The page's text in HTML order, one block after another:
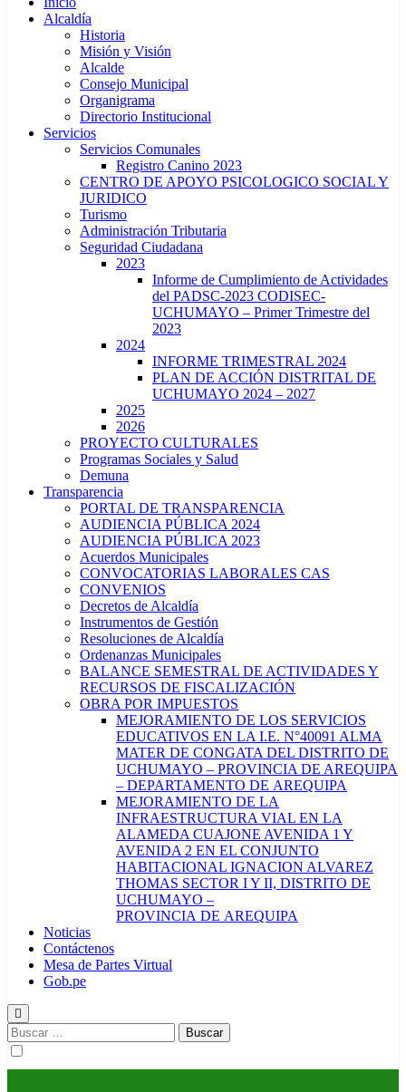
Alcaldía
Historia
Misión y Visión
Alcalde
Consejo Municipal
Organigrama
Directorio Institucional
Servicios
Servicios Comunales
Registro Canino 2023
CENTRO DE APOYO PSICOLOGICO SOCIAL Y
JURIDICO
Turismo
Administración Tributaria
Seguridad Ciudadana
2023
Informe de Cumplimiento de Actividades
del PADSC-2023 CODISEC-
UCHUMAYO – Primer Trimestre del
2023
2024
INFORME TRIMESTRAL 2024
PLAN DE ACCIÓN DISTRITAL DE
UCHUMAYO 2024 – 2027
2025
2026
PROYECTO CULTURALES
Programas Sociales y Salud
Demuna
Transparencia
PORTAL DE TRANSPARENCIA
AUDIENCIA PÚBLICA 2024
AUDIENCIA PÚBLICA 2023
Acuerdos Municipales
CONVOCATORIAS LABORALES CAS
CONVENIOS
Decretos de Alcaldía
Instrumentos de Gestión
Resoluciones de Alcaldía
Ordenanzas Municipales
BALANCE SEMESTRAL DE ACTIVIDADES Y
RECURSOS DE FISCALIZACIÓN
OBRA POR IMPUESTOS
MEJORAMIENTO DE LOS SERVICIOS
EDUCATIVOS EN LA I.E. N°40091 ALMA
MATER DE CONGATA DEL DISTRITO DE
UCHUMAYO – PROVINCIA DE AREQUIPA
– DEPARTAMENTO DE AREQUIPA
MEJORAMIENTO DE LA
INFRAESTRUCTURA VIAL EN LA
ALAMEDA CUAJONE AVENIDA 1 Y
AVENIDA 2 EN EL CONJUNTO
HABITACIONAL IGNACION ALVAREZ
THOMAS SECTOR I Y II, DISTRITO DE
UCHUMAYO –
PROVINCIA DE AREQUIPA
Noticias
Contáctenos
Mesa de Partes Virtual
Gob.pe
Buscar: